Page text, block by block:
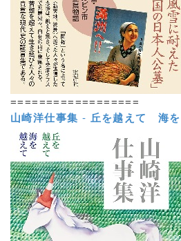
==================
山崎洋仕事集 - 丘を越えて 海を